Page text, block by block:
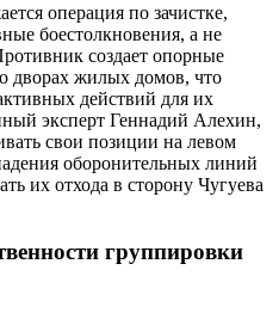
операция по зачистке,
боестолкновения, а не
создает опорные
дворах жилых домов, что
действий для их
эксперт Геннадий Алехин,
свои позиции на левом
оборонительных линий
их отхода в сторону Чугуева
группировки